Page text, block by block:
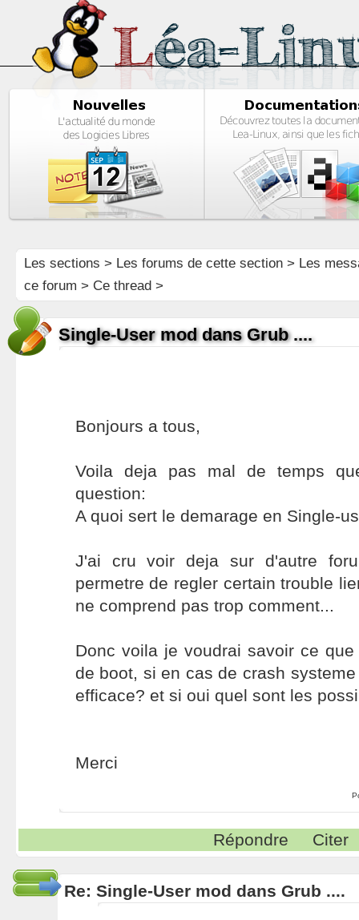
Les sections > Les forums de cette section> Les
ce forum > Ce thread >
Single-User mod dans Grub ....
Bonjours a tous,
Voila deja pas mal de temps
question:
A quoi sert le demarage en Single-
J'ai cru voir deja sur d'autre
permetre de regler certain trouble
ne comprend pas trop comment...
Donc voila je voudrai savoir ce
de boot, si en cas de crash
efficace? et si oui quel sont les
Merci
Répondre Citer
Re: Single-User mod dans Grub ....